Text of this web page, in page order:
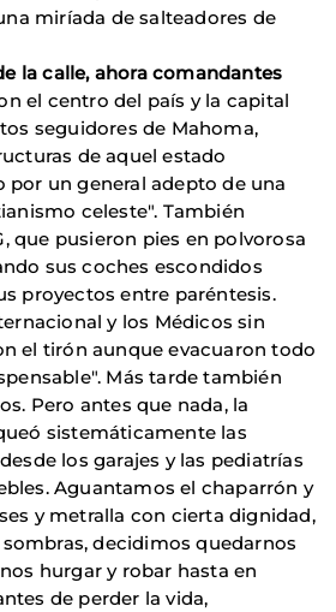
miríada de salteadores de
la calle, ahora comandantes
el centro del país y la capital
seguidores de Mahoma,
de aquel estado
un general adepto de una
celeste". También
que pusieron pies en polvorosa
sus coches escondidos
proyectos entre paréntesis.
y los Médicos sin
el tirón aunque evacuaron todo
Más tarde también
Pero antes que nada, la
sistemáticamente las
los garajes y las pediatrías
Aguantamos el chaparrón y
y metralla con cierta dignidad,
decidimos quedarnos
hurgar y robar hasta en
de perder la vida,